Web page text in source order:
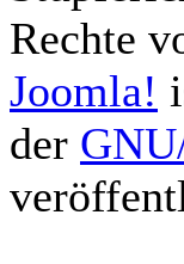
Rechte
Joomla!
der